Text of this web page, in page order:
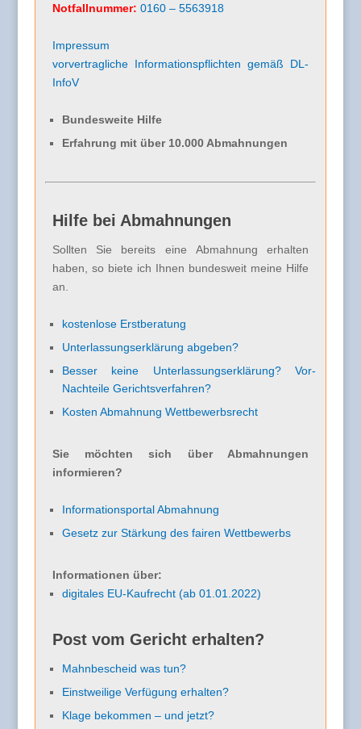
Notfallnummer: 0160 – 5563918
Impressum
vorvertragliche Informationspflichten gemäß DL-
InfoV
Bundesweite Hilfe
Erfahrung mit über 10.000 Abmahnungen
Hilfe bei Abmahnungen
Sollten Sie bereits eine Abmahnung erhalten
haben, so biete ich Ihnen bundesweit meine Hilfe
an.
kostenlose Erstberatung
Unterlassungserklärung abgeben?
Besser keine Unterlassungserklärung? Vor-
Nachteile Gerichtsverfahren?
Kosten Abmahnung Wettbewerbsrecht
Sie möchten sich über Abmahnungen
informieren?
Informationsportal Abmahnung
Gesetz zur Stärkung des fairen Wettbewerbs
Informationen über:
digitales EU-Kaufrecht (ab 01.01.2022)
Post vom Gericht erhalten?
Mahnbescheid was tun?
Einstweilige Verfügung erhalten?
Klage bekommen – und jetzt?